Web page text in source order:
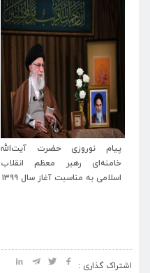
زیارتگاه شهید مدرس با ۳۰ برنامه
فرهنگی به استقبال ماه مبارک
رمضان و نوروز می رود.
اشتراک گذاری :